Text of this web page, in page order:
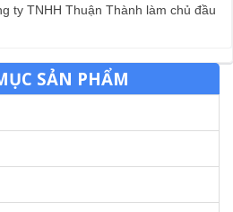
ty TNHH Thuận Thành làm chủ đầu
SẢN PHẨM